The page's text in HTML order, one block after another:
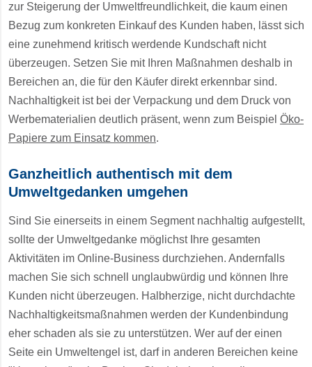
zur Steigerung der Umweltfreundlichkeit, die kaum einen
Bezug zum konkreten Einkauf des Kunden haben, lässt sich
eine zunehmend kritisch werdende Kundschaft nicht
überzeugen. Setzen Sie mit Ihren Maßnahmen deshalb in
Bereichen an, die für den Käufer direkt erkennbar sind.
Nachhaltigkeit ist bei der Verpackung und dem Druck von
Werbematerialien deutlich präsent, wenn zum Beispiel Öko-
Papiere zum Einsatz kommen.
Ganzheitlich authentisch mit dem
Umweltgedanken umgehen
Sind Sie einerseits in einem Segment nachhaltig aufgestellt,
sollte der Umweltgedanke möglichst Ihre gesamten
Aktivitäten im Online-Business durchziehen. Andernfalls
machen Sie sich schnell unglaubwürdig und können Ihre
Kunden nicht überzeugen. Halbherzige, nicht durchdachte
Nachhaltigkeitsmaßnahmen werden der Kundenbindung
eher schaden als sie zu unterstützen. Wer auf der einen
Seite ein Umweltengel ist, darf in anderen Bereichen keine